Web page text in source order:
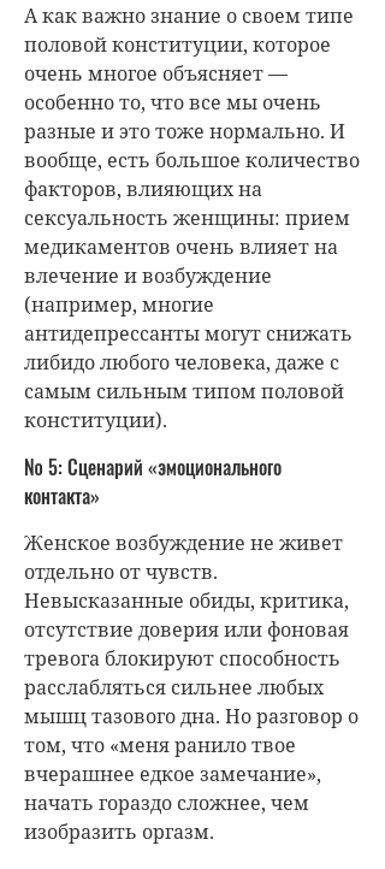
А как важно знание о своем типе
половой конституции, которое
очень многое объясняет —
особенно то, что все мы очень
разные и это тоже нормально. И
вообще, есть большое количество
факторов, влияющих на
сексуальность женщины: прием
медикаментов очень влияет на
влечение и возбуждение
(например, многие
антидепрессанты могут снижать
либидо любого человека, даже с
самым сильным типом половой
конституции).
№ 5: Сценарий «эмоционального
контакта»
Женское возбуждение не живет
отдельно от чувств.
Невысказанные обиды, критика,
отсутствие доверия или фоновая
тревога блокируют способность
расслабляться сильнее любых
мышц тазового дна. Но разговор о
том, что «меня ранило твое
вчерашнее едкое замечание»,
начать гораздо сложнее, чем
изобразить оргазм.